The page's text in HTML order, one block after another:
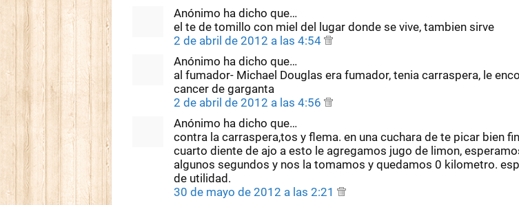
Anónimo ha dicho que…
el te de tomillo con miel del lugar donde se vive, tambien sirve
2 de abril de 2012 a las 4:54
Anónimo ha dicho que…
al fumador- Michael Douglas era fumador, tenia carraspera, le
cancer de garganta
2 de abril de 2012 a las 4:56
Anónimo ha dicho que…
contra la carraspera,tos y flema. en una cuchara de te picar bien
cuarto diente de ajo a esto le agregamos jugo de limon,
algunos segundos y nos la tomamos y quedamos 0 kilometro.
de utilidad.
30 de mayo de 2012 a las 2:21